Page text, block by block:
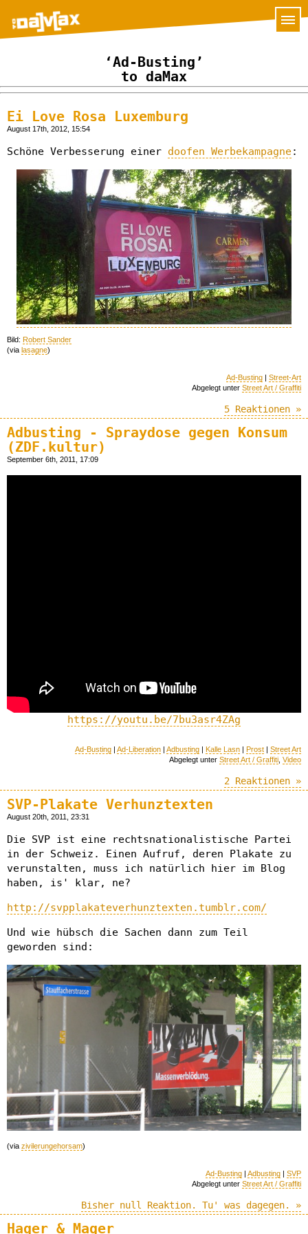
‘Ad-Busting’
to daMax
Ei Love Rosa Luxemburg
August 17th, 2012, 15:54
Schöne Verbesserung einer doofen Werbekampagne:
Bild: Robert Sander
(via lasagne)
Ad-Busting | Street-Art
Abgelegt unter Street Art / Graffiti
5 Reaktionen »
Adbusting - Spraydose gegen Konsum
(ZDF.kultur)
September 6th, 2011, 17:09
https://youtu.be/7bu3asr4ZAg
Ad-Busting | Ad-Liberation | Adbusting | Kalle Lasn | Prost | Street Art
Abgelegt unter Street Art / Graffiti Video
2 Reaktionen »
SVP-Plakate Verhunztexten
August 20th, 2011, 23:31
Die SVP ist eine rechtsnationalistische Partei
in der Schweiz. Einen Aufruf, deren Plakate zu
verunstalten, muss ich natürlich hier im Blog
haben, is' klar, ne?
http://svpplakateverhunztexten.tumblr.com/
Und wie hübsch die Sachen dann zum Teil
geworden sind:
(via zivilerungehorsam)
Ad-Busting | Adbusting | SVP
Abgelegt unter Street Art / Graffiti
Bisher null Reaktion. Tu' was dagegen. »
Hager & Mager